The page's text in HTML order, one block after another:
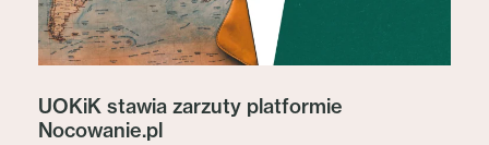
UOKiK stawia zarzuty platformie
Nocowanie.pl